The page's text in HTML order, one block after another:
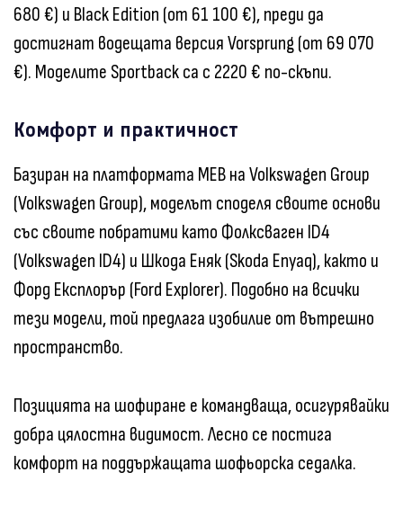
680 €) и Black Edition (от 61 100 €), преди да
достигнат водещата версия Vorsprung (от 69 070
€). Моделите Sportback са с 2220 € по-скъпи.
Комфорт и практичност
Базиран на платформата MEB на Volkswagen Group
(Volkswagen Group), моделът споделя своите основи
със своите побратими като Фолксваген ID4
(Volkswagen ID4) и Шкода Еняк (Skoda Enyaq), както и
Форд Експлорър (Ford Explorer). Подобно на всички
тези модели, той предлага изобилие от вътрешно
пространство.
Позицията на шофиране е командваща, осигурявайки
добра цялостна видимост. Лесно се постига
комфорт на поддържащата шофьорска седалка.